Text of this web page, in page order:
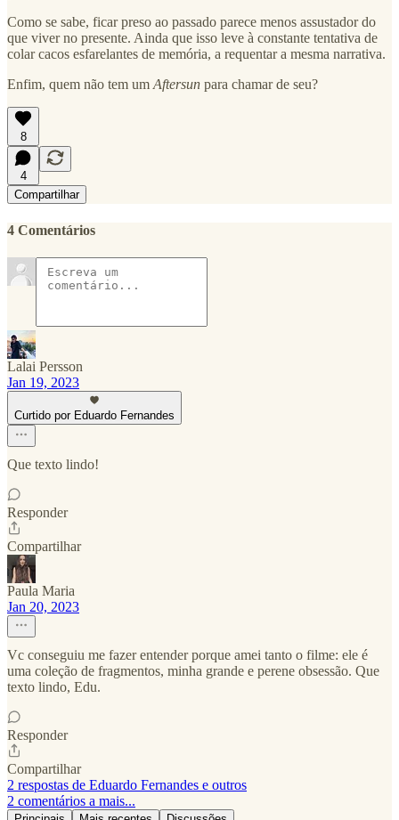
Como se sabe, ficar preso ao passado parece menos assustador do
que viver no presente. Ainda que isso leve à constante tentativa de
colar cacos esfarelantes de memória, a requentar a mesma narrativa.
Enfim, quem não tem um Aftersun para chamar de seu?
8
4
Compartilhar
4 Comentários
Lalai Persson
Jan 19, 2023
Curtido por Eduardo Fernandes
Que texto lindo!
Responder
Compartilhar
Paula Maria
Jan 20, 2023
Vc conseguiu me fazer entender porque amei tanto o filme: ele é
uma coleção de fragmentos, minha grande e perene obsessão. Que
texto lindo, Edu.
Responder
Compartilhar
2 respostas de Eduardo Fernandes e outros
2 comentários a mais...